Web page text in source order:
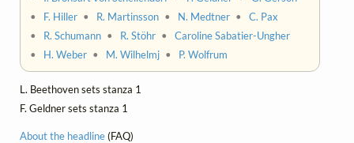
• F. Hiller • R. Martinsson • N. Medtner •C. Pax
• R. Schumann • R. Stöhr •Caroline Sabatier-Ungher
• H. Weber • M. Wilhelmj • P. Wolfrum
L. Beethoven sets stanza 1
F. Geldner sets stanza 1
About the headline(FAQ)